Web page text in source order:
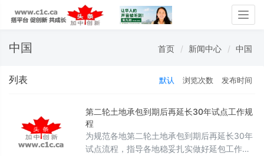
中国 首页 新闻中心 中国
列表 默认 浏览次数 发布时间
第二轮土地承包到期后再延长30年试点工作规
程
为规范各地第二轮土地承包到期后再延长30年
试点流程，指导各地稳妥扎实做好延包工作，